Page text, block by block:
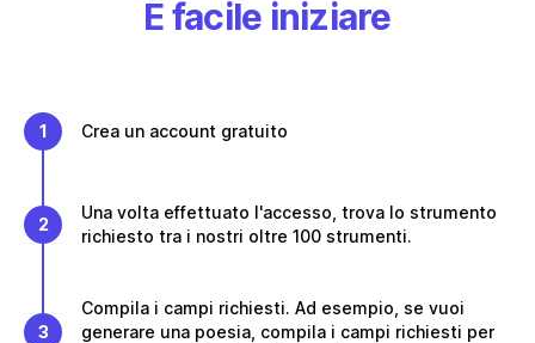
È facile iniziare
1 Crea un account gratuito
2
Una volta effettuato l'accesso, trova lo strumento
richiesto tra i nostri oltre 100 strumenti.
3
Compila i campi richiesti. Ad esempio, se vuoi
generare una poesia, compila i campi richiesti per